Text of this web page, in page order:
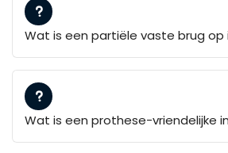
Wat is een partiële vaste brug
Wat is een prothese-vriendelijke